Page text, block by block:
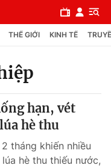
THẾ GIỚI KINH TẾ
hạn, vét
hè thu
tháng khiến nhiều
hè thu thiếu nước,